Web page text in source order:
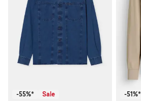
-55%* Sale -51%*